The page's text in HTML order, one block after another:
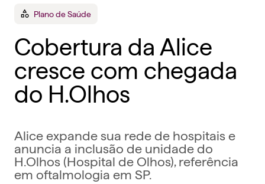
Plano de Saúde
Cobertura da Alice
cresce com chegada
do H.Olhos
Alice expande sua rede de hospitais e
anuncia a inclusão de unidade do
H.Olhos (Hospital de Olhos), referência
em oftalmologia em SP.